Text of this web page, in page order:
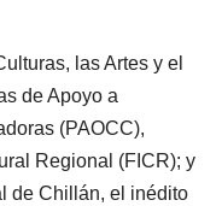
las Artes y el
de Apoyo a
(PAOCC),
Regional (FICR); y
de Chillán, el inédito